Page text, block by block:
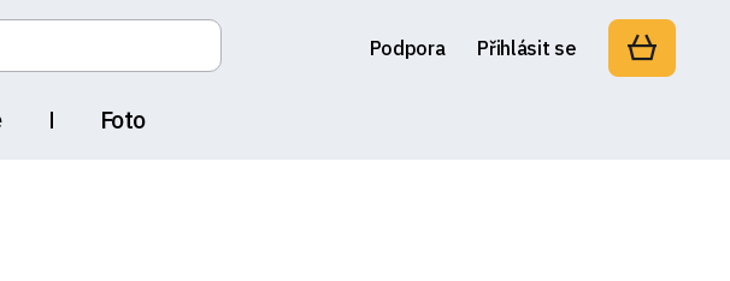
Foto
Podpora Přihlásit se